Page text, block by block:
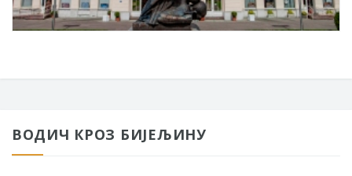
ВОДИЧ КРОЗ БИЈЕЉИНУ